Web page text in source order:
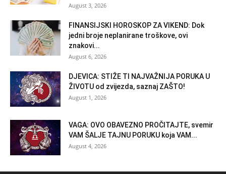
August 3, 2026
FINANSIJSKI HOROSKOP ZA VIKEND: Dok
jedni broje neplanirane troškove, ovi
znakovi...
August 6, 2026
DJEVICA: STIŽE TI NAJVAŽNIJA PORUKA U
ŽIVOTU od zvijezda, saznaj ZAŠTO!
August 1, 2026
VAGA: OVO OBAVEZNO PROČITAJTE, svemir
VAM ŠALJE TAJNU PORUKU koja VAM...
August 4, 2026